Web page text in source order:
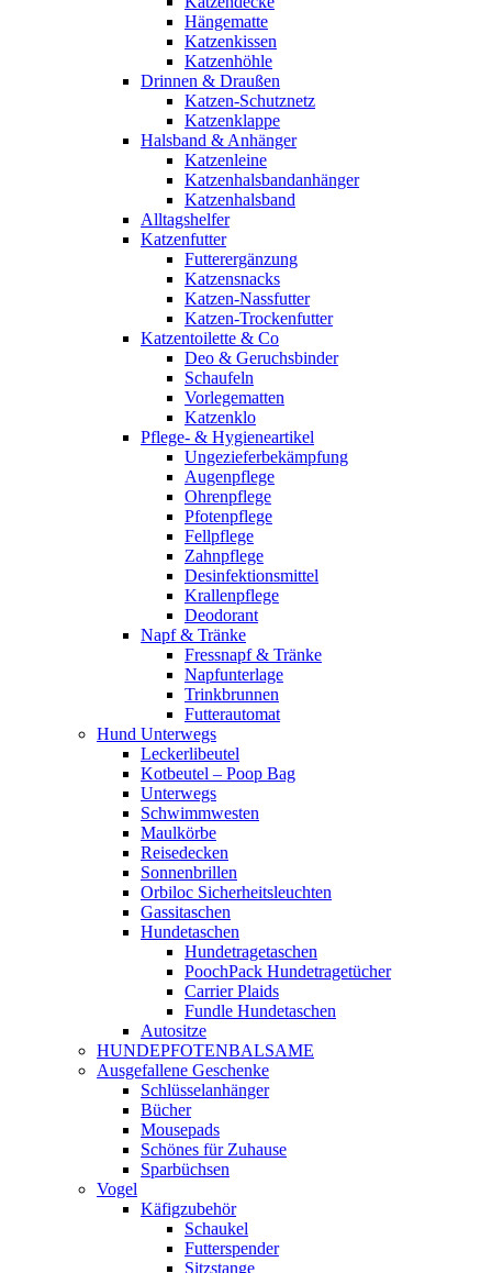
Hängematte
Katzenkissen
Katzenhöhle
Drinnen & Draußen
Katzen-Schutznetz
Katzenklappe
Halsband & Anhänger
Katzenleine
Katzenhalsbandanhänger
Katzenhalsband
Alltagshelfer
Katzenfutter
Futterergänzung
Katzensnacks
Katzen-Nassfutter
Katzen-Trockenfutter
Katzentoilette & Co
Deo & Geruchsbinder
Schaufeln
Vorlegematten
Katzenklo
Pflege- & Hygieneartikel
Ungezieferbekämpfung
Augenpflege
Ohrenpflege
Pfotenpflege
Fellpflege
Zahnpflege
Desinfektionsmittel
Krallenpflege
Deodorant
Napf & Tränke
Fressnapf & Tränke
Napfunterlage
Trinkbrunnen
Futterautomat
Hund Unterwegs
Leckerlibeutel
Kotbeutel – Poop Bag
Unterwegs
Schwimmwesten
Maulkörbe
Reisedecken
Sonnenbrillen
Orbiloc Sicherheitsleuchten
Gassitaschen
Hundetaschen
Hundetragetaschen
PoochPack Hundetragetücher
Carrier Plaids
Fundle Hundetaschen
Autositze
HUNDEPFOTENBALSAME
Ausgefallene Geschenke
Schlüsselanhänger
Bücher
Mousepads
Schönes für Zuhause
Sparbüchsen
Vogel
Käfigzubehör
Schaukel
Futterspender
Sitzstange